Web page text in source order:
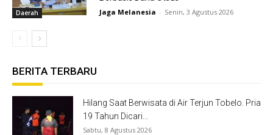
Daerah Jaga Melanesia - Senin, 3 Agustus 2026
BERITA TERBARU
Hilang Saat Berwisata di Air Terjun Tobelo. Pria
19 Tahun Dicari...
Sabtu, 8 Agustus 2026